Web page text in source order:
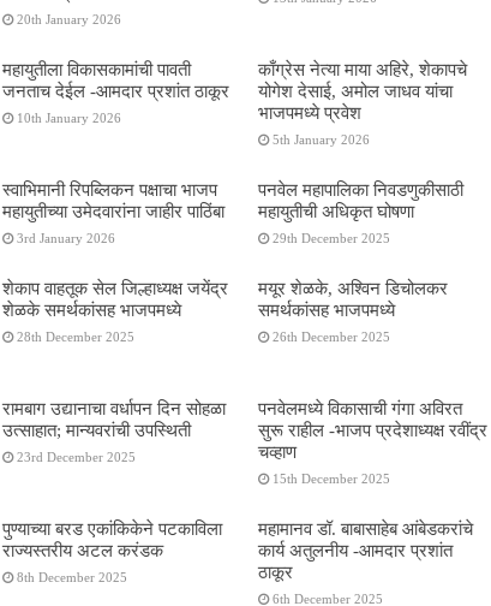
20th January 2026
महायुतीला विकासकामांची पावती
जनताच देईल -आमदार प्रशांत ठाकूर
10th January 2026
काँग्रेस नेत्या माया अहिरे, शेकापचे
योगेश देसाई, अमोल जाधव यांचा
भाजपमध्ये प्रवेश
5th January 2026
स्वाभिमानी रिपब्लिकन पक्षाचा भाजप
महायुतीच्या उमेदवारांना जाहीर पाठिंबा
3rd January 2026
पनवेल महापालिका निवडणुकीसाठी
महायुतीची अधिकृत घोषणा
29th December 2025
शेकाप वाहतूक सेल जिल्हाध्यक्ष जयेंद्र
शेळके समर्थकांसह भाजपमध्ये
28th December 2025
मयूर शेळके, अश्विन डिचोलकर
समर्थकांसह भाजपमध्ये
26th December 2025
रामबाग उद्यानाचा वर्धापन दिन सोहळा
उत्साहात; मान्यवरांची उपस्थिती
23rd December 2025
पनवेलमध्ये विकासाची गंगा अविरत
सुरू राहील -भाजप प्रदेशाध्यक्ष रवींद्र
चव्हाण
15th December 2025
पुण्याच्या बरड एकांकिकेने पटकाविला
राज्यस्तरीय अटल करंडक
8th December 2025
महामानव डॉ. बाबासाहेब आंबेडकरांचे
कार्य अतुलनीय -आमदार प्रशांत
ठाकूर
6th December 2025